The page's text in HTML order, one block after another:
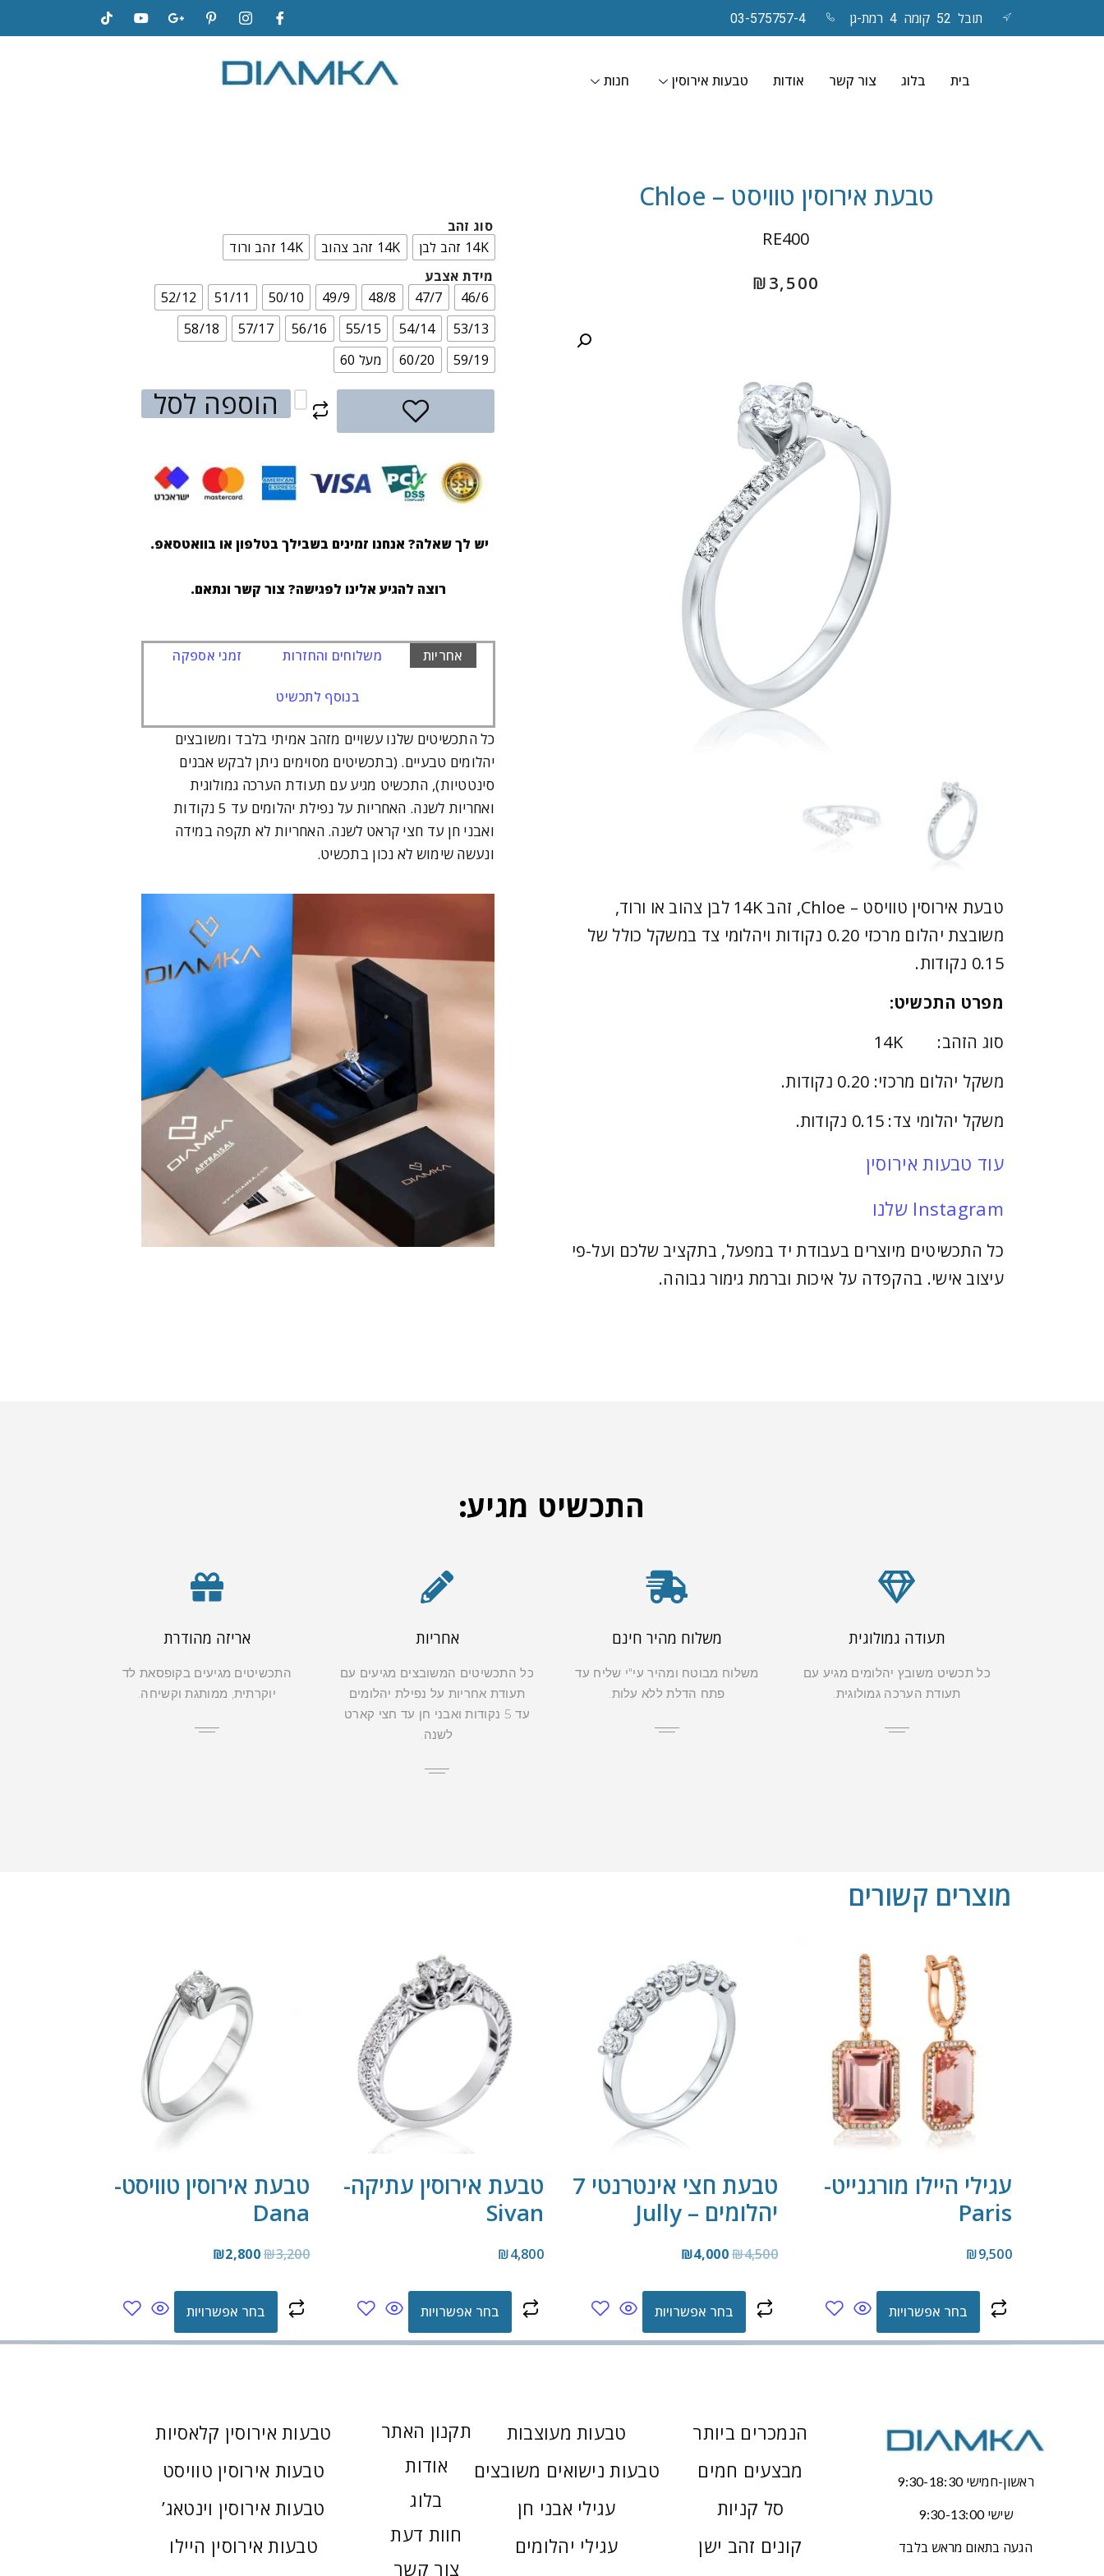
תובל 52 קומה 4 רמת-גן 03-575757-4
בית בלוג צור קשר אודות טבעות אירוסין חנות
טבעת אירוסין טוויסט – Chloe
RE400
₪3,500
טבעת אירוסין טוויסט – Chloe, זהב 14K לבן צהוב או ורוד,
משובצת יהלום מרכזי 0.20 נקודות ויהלומי צד במשקל כולל של
0.15 נקודות.
מפרט התכשיט:
סוג הזהב: 14K
משקל יהלום מרכזי: 0.20 נקודות.
משקל יהלומי צד: 0.15 נקודות.
עוד טבעות אירוסין
Instagram שלנו
כל התכשיטים מיוצרים בעבודת יד במפעל, בתקציב שלכם ועל-פי
עיצוב אישי. בהקפדה על איכות וברמת גימור גבוהה.
סוג זהב
14K זהב לבן
14K זהב צהוב
14K זהב ורוד
מידת אצבע
46/6
47/7
48/8
49/9
50/10
51/11
52/12
53/13
54/14
55/15
56/16
57/17
58/18
59/19
60/20 מעל 60
הוספה לסל
יש לך שאלה? אנחנו זמינים בשבילך בטלפון או בוואטסאפ.
רוצה להגיע אלינו לפגישה? צור קשר ונתאם.
אחריות משלוחים והחזרות זמני אספקה
בנוסף לתכשיט
כל התכשיטים שלנו עשויים מזהב אמיתי בלבד ומשובצים
יהלומים טבעיים. (בתכשיטים מסוימים ניתן לבקש אבנים
סינטטיות), התכשיט מגיע עם תעודת הערכה גמולוגית
ואחריות לשנה. האחריות על נפילת יהלומים עד 5 נקודות
ואבני חן עד חצי קראט לשנה. האחריות לא תקפה במידה
ונעשה שימוש לא נכון בתכשיט.
התכשיט מגיע:
תעודה גמולוגית
כל תכשיט משובץ יהלומים מגיע עם
תעודת הערכה גמולוגית.
משלוח מהיר חינם
משלוח מבוטח ומהיר עי"י שליח עד
פתח הדלת ללא עלות.
אחריות
כל התכשיטים המשובצים מגיעים עם
תעודת אחריות על נפילת יהלומים
עד 5 נקודות ואבני חן עד חצי קארט
לשנה.
אריזה מהודרת
התכשיטים מגיעים בקופסאת לד
יוקרתית, ממותגת וקשיחה.
מוצרים קשורים
עגילי היילו מורגנייט-
Paris
₪9,500
בחר אפשרויות
טבעת חצי אינטרנטי 7
יהלומים – Jully
₪4,500
₪4,000
בחר אפשרויות
טבעת אירוסין עתיקה-
Sivan
₪4,800
בחר אפשרויות
טבעת אירוסין טוויסט-
Dana
₪3,200
₪2,800
בחר אפשרויות
ראשון-חמישי 9:30-18:30
שישי 9:30-13:00
הגעה בתאום מראש בלבד
הנמכרים ביותר
מבצעים חמים
סל קניות
קונים זהב ישן
טבעות מעוצבות
טבעות נישואים משובצים
עגילי אבני חן
עגילי יהלומים
תקנון האתר
אודות
בלוג
חוות דעת
צור קשר
טבעות אירוסין קלאסיות
טבעות אירוסין טוויסט
טבעות אירוסין וינטאג’
טבעות אירוסין היילו